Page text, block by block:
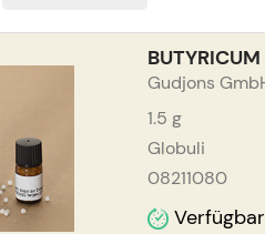
Gudjons
1.5 g
Globuli
08211080